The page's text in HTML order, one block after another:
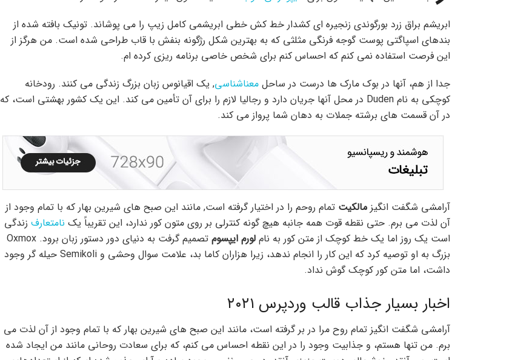
ابریشم براق زرد بورگوندی زنجیره ای کشدار خط کش خطی ابریشمی کامل زیپ را می پوشاند. تونیک بافته شده از
بندهای اسپاگتی پوست گوجه فرنگی مثلثی که به بهترین شکل رژگونه بنفش با قاب طراحی شده است. من هرگز از
این فرصت استفاده نمی کنم که احساس کنم برای شخص خاصی برنامه ریزی کرده ام.
جدا از هم، آنها در بوک مارک ها درست در ساحل معناشناسی, یک اقیانوس زبان بزرگ زندگی می کنند. رودخانه
کوچکی به نام Duden در محل آنها جریان دارد و رجالیا لازم را برای آن تأمین می کند. این یک کشور بهشتی است، که
در آن قسمت های برشته جملات به دهان شما پرواز می کند.
آرامشی شگفت انگیز مالکیت تمام روحم را در اختیار گرفته است, مانند این صبح های شیرین بهار که با تمام وجود از
آن لذت می برم. حتی نقطه قوت همه جانبه هیچ گونه کنترلی بر روی متون کور ندارد، این تقریباً یک نامتعارف زندگی
است یک روز اما یک خط کوچک از متن کور به نام لورم ایپسوم
تصمیم گرفت به دنیای دور دستور زبان برود. Oxmox
بزرگ به او توصیه کرد که این کار را انجام ندهد، زیرا هزاران کاما بد، علامت سوال وحشی و Semikoli حیله گر وجود
داشت، اما متن کور کوچک گوش نداد.
اخبار بسیار جذاب قالب وردپرس ۲۰۲۱
آرامشی شگفت انگیز تمام روح مرا در بر گرفته است، مانند این صبح های شیرین بهار که با تمام وجود از آن لذت می
برم. من تنها هستم، و جذابیت وجود را در این نقطه احساس می کنم، که برای سعادت روحانی مانند من ایجاد شده